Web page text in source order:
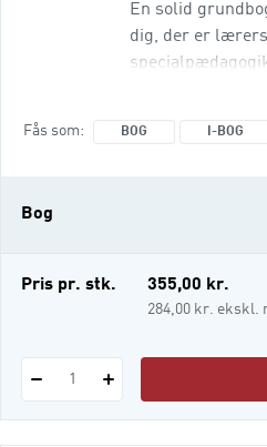
En solid
dig, der er
uddannelse,
dilemm
Fås som BOG I-BOG
Bog
i-bog
Pris pr. stk. 355,00 kr.
284,00 kr. ekskl.
1